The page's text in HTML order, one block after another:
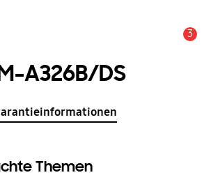
3
A326B/DS
Themen